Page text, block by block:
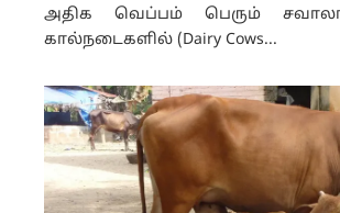
அதிக வெப்பம் பெரும்
கால்நடைகளில் (Dairy Cows...